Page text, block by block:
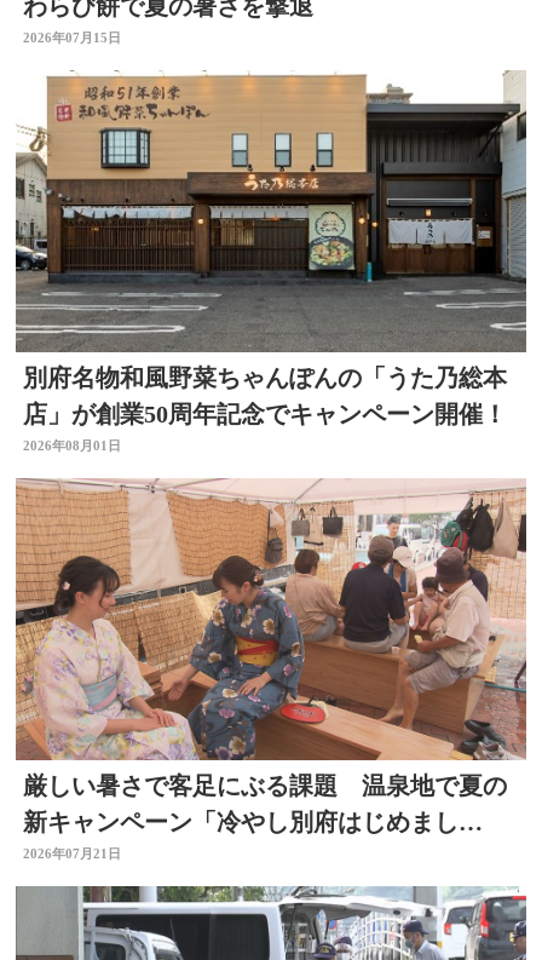
わらび餅で夏の暑さを撃退
2026年07月15日
別府名物和風野菜ちゃんぽんの「うた乃総本
店」が創業50周年記念でキャンペーン開催！
2026年08月01日
厳しい暑さで客足にぶる課題 温泉地で夏の
新キャンペーン「冷やし別府はじめまし
た」 冷たい足湯など設置
2026年07月21日